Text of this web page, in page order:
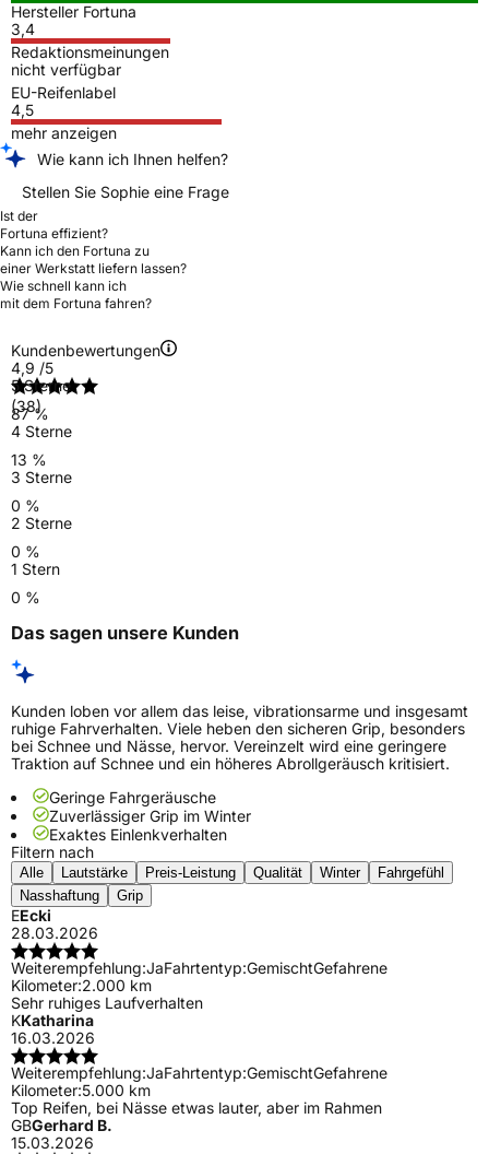
Hersteller Fortuna
3,4
Redaktionsmeinungen
nicht verfügbar
EU-Reifenlabel
4,5
mehr anzeigen
Wie kann ich Ihnen helfen?
Stellen Sie Sophie eine Frage
Ist der
Fortuna effizient?
Kann ich den Fortuna zu
einer Werkstatt liefern lassen?
Wie schnell kann ich
mit dem Fortuna fahren?
Kundenbewertungen
4,9 /5
(38)
5 Sterne
87 %
4 Sterne
13 %
3 Sterne
0 %
2 Sterne
0 %
1 Stern
0 %
Das sagen unsere Kunden
Kunden loben vor allem das leise, vibrationsarme und insgesamt
ruhige Fahrverhalten. Viele heben den sicheren Grip, besonders
bei Schnee und Nässe, hervor. Vereinzelt wird eine geringere
Traktion auf Schnee und ein höheres Abrollgeräusch kritisiert.
Geringe Fahrgeräusche
Zuverlässiger Grip im Winter
Exaktes Einlenkverhalten
Filtern nach
Alle Lautstärke Preis-Leistung Qualität Winter
Fahrgefühl
Nasshaftung
Grip
EEcki
28.03.2026
Weiterempfehlung:JaFahrtentyp:GemischtGefahrene
Kilometer:2.000 km
Sehr ruhiges Laufverhalten
KKatharina
16.03.2026
Weiterempfehlung:JaFahrtentyp:GemischtGefahrene
Kilometer:5.000 km
Top Reifen, bei Nässe etwas lauter, aber im Rahmen
GBGerhard B.
15.03.2026